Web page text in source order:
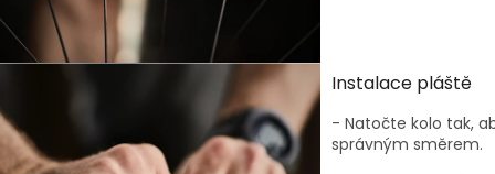
Instalace pláště
- Natočte kolo tak,
správným směrem.